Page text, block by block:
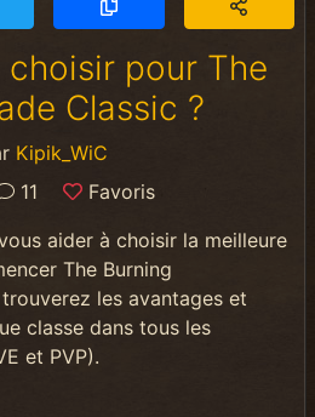
choisir pour The
Classic ?
Kipik_WiC
11
Favoris
aider à choisir la meilleure
The Burning
les avantages et
classe dans tous les
et PVP).